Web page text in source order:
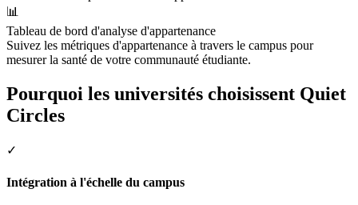
📊
Tableau de bord d'analyse d'appartenance
Suivez les métriques d'appartenance à travers le campus pour
mesurer la santé de votre communauté étudiante.
Pourquoi les universités choisissent Quiet
Circles
✓
Intégration à l'échelle du campus